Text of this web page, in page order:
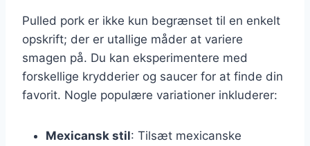
Pulled pork er ikke kun begrænset til en enkelt
opskrift; der er utallige måder at variere
smagen på. Du kan eksperimentere med
forskellige krydderier og saucer for at finde din
favorit. Nogle populære variationer inkluderer:
Mexicansk stil: Tilsæt mexicanske